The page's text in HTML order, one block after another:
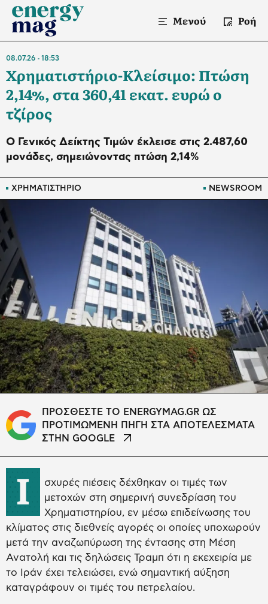
Μενού Ροή
ΧΡΗΜΑΤΙΣΤΗΡΙΟ NEWSROOM
08.07.26 18:53
Χρηματιστήριο-Κλείσιμο: Πτώση
2,14%, στα 360,41 εκατ. ευρώ ο
τζίρος
O Γενικός Δείκτης Τιμών έκλεισε στις 2.487,60
μονάδες, σημειώνοντας πτώση 2,14%
ΠΡΟΣΘΕΣΤΕ ΤΟ ENERGYMAG.GR ΩΣ
ΠΡΟΤΙΜΩΜΕΝΗ ΠΗΓΗ ΣΤΑ ΑΠΟΤΕΛΕΣΜΑΤΑ
ΣΤΗΝ GOOGLE
Ι
σχυρές πιέσεις δέχθηκαν οι τιμές των
μετοχών στη σημερινή συνεδρίαση του
Χρηματιστηρίου, εν μέσω επιδείνωσης του
κλίματος στις διεθνείς αγορές οι οποίες υποχωρούν
μετά την αναζωπύρωση της έντασης στη Μέση
Ανατολή και τις δηλώσεις Τραμπ ότι η εκεχειρία με
το Ιράν έχει τελειώσει, ενώ σημαντική αύξηση
καταγράφουν οι τιμές του πετρελαίου.